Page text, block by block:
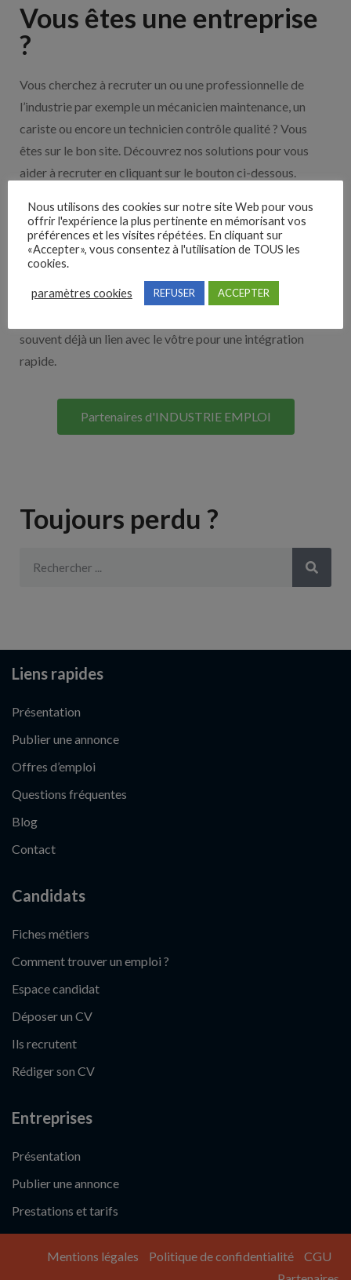
Vous êtes une entreprise
?
Vous cherchez à recruter un ou une professionnelle de
l’industrie par exemple un mécanicien maintenance, un
cariste ou encore un technicien contrôle qualité ? Vous
êtes sur le bon site. Découvrez nos solutions pour vous
aider à recruter en cliquant sur le bouton ci-dessous.
Nos solutions entreprises
Découvrez nos partenaires ! Moteurs de recherches,
multidiffuseurs, sites payant… nombreux sont nos
souvent déjà un lien avec le vôtre pour une intégration
rapide.
Partenaires d'INDUSTRIE EMPLOI
Toujours perdu ?
Liens rapides
Présentation
Publier une annonce
Offres d’emploi
Questions fréquentes
Blog
Contact
Candidats
Fiches métiers
Comment trouver un emploi ?
Espace candidat
Déposer un CV
Ils recrutent
Rédiger son CV
Entreprises
Présentation
Publier une annonce
Prestations et tarifs
Mentions légales Politique de confidentialité
CGU
Nous utilisons des cookies sur notre site Web pour vous
offrir l'expérience la plus pertinente en mémorisant vos
préférences et les visites répétées. En cliquant sur
«Accepter», vous consentez à l'utilisation de TOUS les
cookies.
paramètres cookies REFUSER ACCEPTER